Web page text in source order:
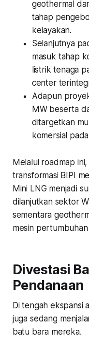
geothermal
tahap
kelayakan.
Selanjutnya
masuk tahap
listrik tenaga
center
Adapun
MW beserta
ditargetkan
komersial
Melalui roadmap
transformasi BIPI
Mini LNG menjadi
dilanjutkan sektor
sementara
mesin
Divestasi
Pendanaan
Di tengah ekspansi
juga sedang
batu bara mereka.